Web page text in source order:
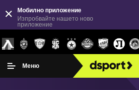
Мобилно приложение
Изпробвайте нашето ново
приложение
Меню